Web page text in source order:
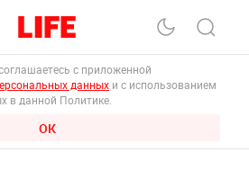
с приложенной
данных и с использованием
в данной Политике.
ОК